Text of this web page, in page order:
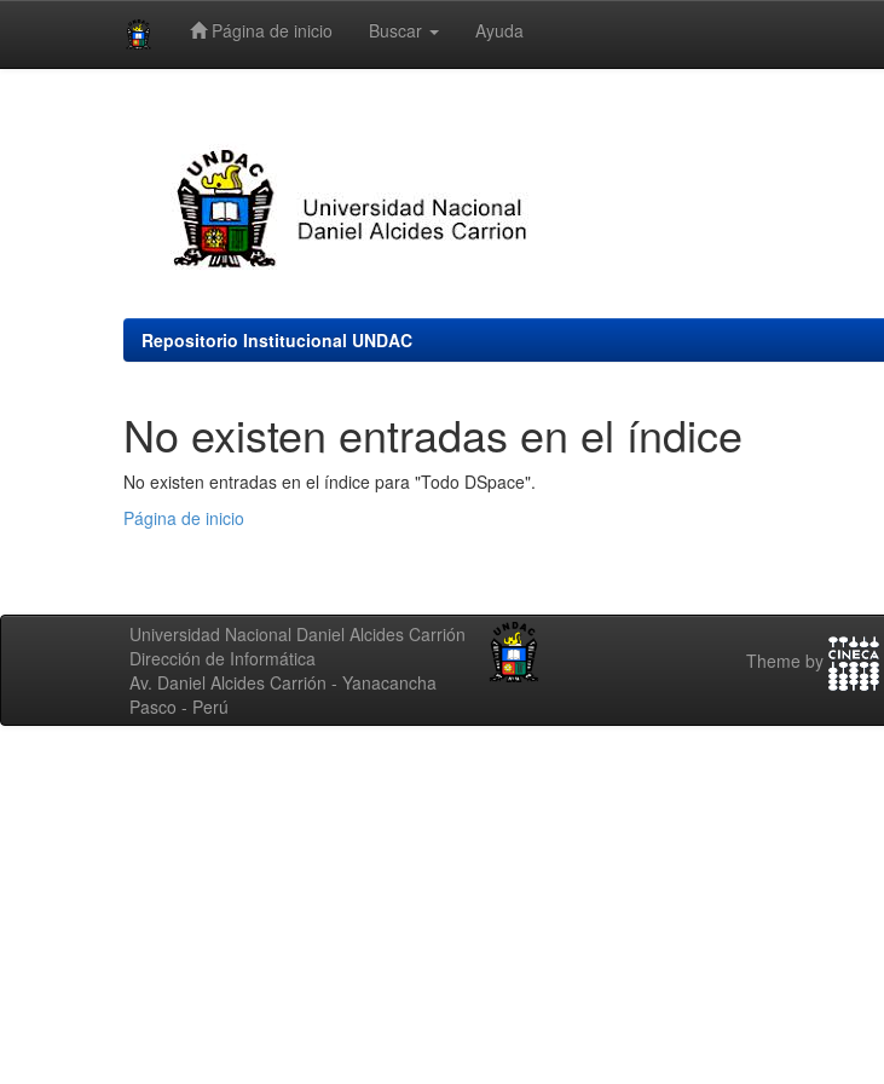
Página de inicio Buscar Ayuda
Repositorio Institucional UNDAC
No existen entradas en el índice
No existen entradas en el índice para "Todo DSpace".
Página de inicio
Universidad Nacional Daniel Alcides Carrión
Dirección de Informática
Av. Daniel Alcides Carrión - Yanacancha
Pasco - Perú
Theme by